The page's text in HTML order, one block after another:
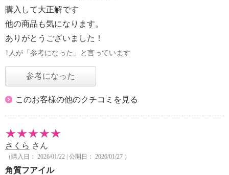
購入して大正解です
他の商品も気になります。
ありがとうございました！
1人が「参考になった」と言っています
参考になった
このお客様の他のクチコミを見る
さくら さん
（購入日： 2026/01/22 | 公開日： 2026/01/27 ）
角質フアイル